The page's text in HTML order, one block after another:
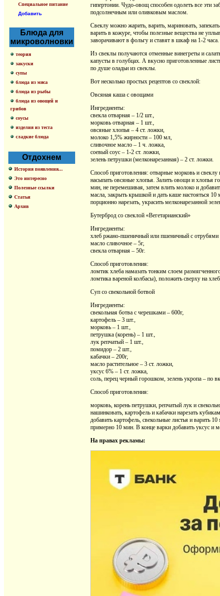
Специальное питание
Добавить
Блюда для
микроволновки
теория
закуски
супы
блюда из мяса
блюда из рыбы
блюда из овощей и
грибов
соусы
изделия из теста
сладкие блюда
Отдохнем
История появления...
Это интересно
Полезные ссылки
Статьи
Архив
гипертонии. Чудо-овощ способен одолеть все эти
подсолнечным или оливковым маслом.
Свеклу можно жарить, варить, мариновать,
варить в кожуре, чтобы полезные вещества не
заворачивают в фольгу и ставят в шкаф на 1-2 часа.
Из свеклы получаются отменные винегреты и
капусты в голубцах. А вкусно приготовленные
по душе оладьи из свеклы.
Вот несколько простых рецептов со свеклой:
Овсяная каша с овощами
Ингредиенты:
свекла отварная – 1/2 шт.,
морковь отварная – 1 шт.,
овсяные хлопья – 4 ст. ложки,
молоко 1,5% жирности – 100 мл,
сливочное масло – 1 ч. ложка,
соевый соус – 1-2 ст. ложки,
зелень петрушки (мелконарезанная) – 2 ст. ложки.
Способ приготовления: отварные морковь и
насыпать овсяные хлопья. Залить овощи и хлопья
мин, не перемешивая, затем влить молоко и
масла, закрыть крышкой и дать каше настояться
порционно нарезать, украсить мелконарезанной
Бутерброд со свеклой «Вегетарианский»
Ингредиенты:
хлеб ржано-пшеничный или пшеничный с отрубями
масло сливочное – 5г,
свекла отварная – 50г.
Способ приготовления:
ломтик хлеба намазать тонким слоем
ломтика вареной колбасы), положить сверху на
Суп со свекольной ботвой
Ингредиенты:
свекольная ботва с черешками – 600г,
картофель – 3 шт.,
морковь – 1 шт.,
петрушка (корень) – 1 шт.,
лук репчатый – 1 шт.,
помидор – 2 шт.,
кабачки – 200г,
масло растительное – 3 ст. ложки,
уксус 6% – 1 ст. ложка,
соль, перец черный горошком, зелень укропа – по
Способ приготовления:
морковь, корень петрушки, репчатый лук и
нашинковать, картофель и кабачки нарезать
добавить картофель, свекольные листья и варить
примерно 10 мин. В конце варки добавить уксус и
На правах рекламы: